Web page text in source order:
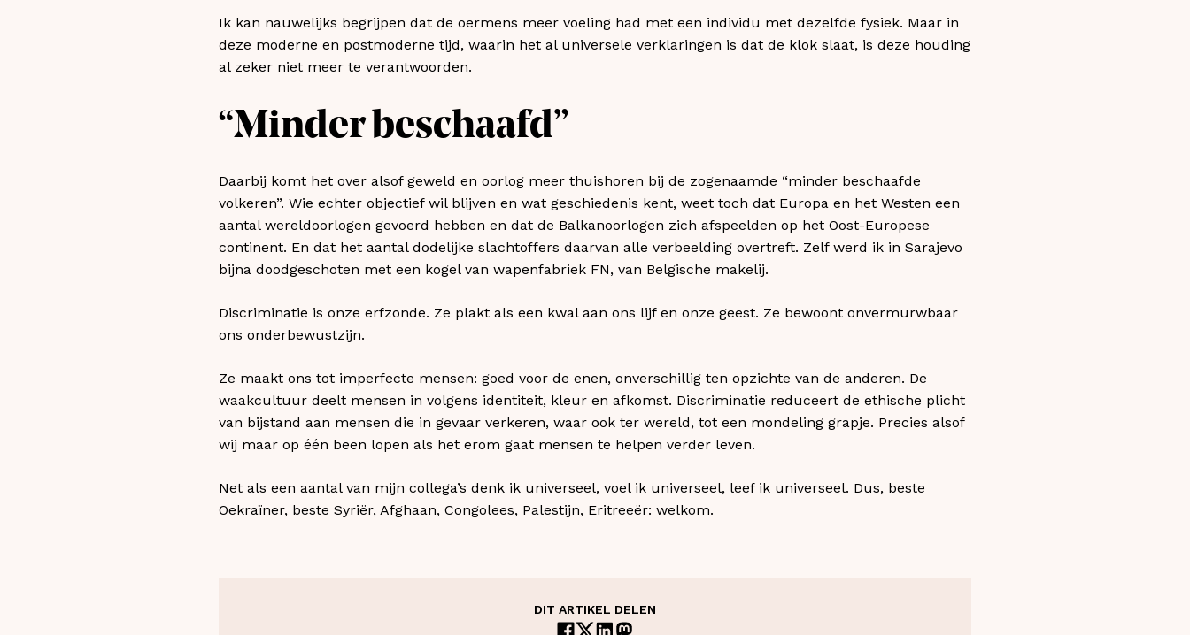
Ik kan nauwelijks begrijpen dat de oermens meer voeling had met een individu met dezelfde fysiek. Maar in
deze moderne en postmoderne tijd, waarin het al universele verklaringen is dat de klok slaat, is deze houding
al zeker niet meer te verantwoorden.
“Minder beschaafd”
Daarbij komt het over alsof geweld en oorlog meer thuishoren bij de zogenaamde “minder beschaafde
volkeren”. Wie echter objectief wil blijven en wat geschiedenis kent, weet toch dat Europa en het Westen een
aantal wereldoorlogen gevoerd hebben en dat de Balkanoorlogen zich afspeelden op het Oost-Europese
continent. En dat het aantal dodelijke slachtoffers daarvan alle verbeelding overtreft. Zelf werd ik in Sarajevo
bijna doodgeschoten met een kogel van wapenfabriek FN, van Belgische makelij.
Discriminatie is onze erfzonde. Ze plakt als een kwal aan ons lijf en onze geest. Ze bewoont onvermurwbaar
ons onderbewustzijn.
Ze maakt ons tot imperfecte mensen: goed voor de enen, onverschillig ten opzichte van de anderen. De
waakcultuur deelt mensen in volgens identiteit, kleur en afkomst. Discriminatie reduceert de ethische plicht
van bijstand aan mensen die in gevaar verkeren, waar ook ter wereld, tot een mondeling grapje. Precies alsof
wij maar op één been lopen als het erom gaat mensen te helpen verder leven.
Net als een aantal van mijn collega’s denk ik universeel, voel ik universeel, leef ik universeel. Dus, beste
Oekraïner, beste Syriër, Afghaan, Congolees, Palestijn, Eritreeër: welkom.
DIT ARTIKEL DELEN